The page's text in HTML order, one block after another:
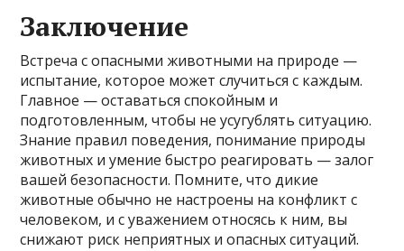
Заключение
Встреча с опасными животными на природе —
испытание, которое может случиться с каждым.
Главное — оставаться спокойным и
подготовленным, чтобы не усугублять ситуацию.
Знание правил поведения, понимание природы
животных и умение быстро реагировать — залог
вашей безопасности. Помните, что дикие
животные обычно не настроены на конфликт с
человеком, и с уважением относясь к ним, вы
снижают риск неприятных и опасных ситуаций.